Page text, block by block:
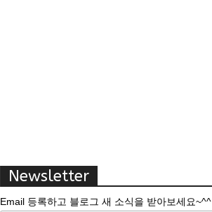
Newsletter
Email 등록하고 블로그 새 소식을 받아보세요~^^